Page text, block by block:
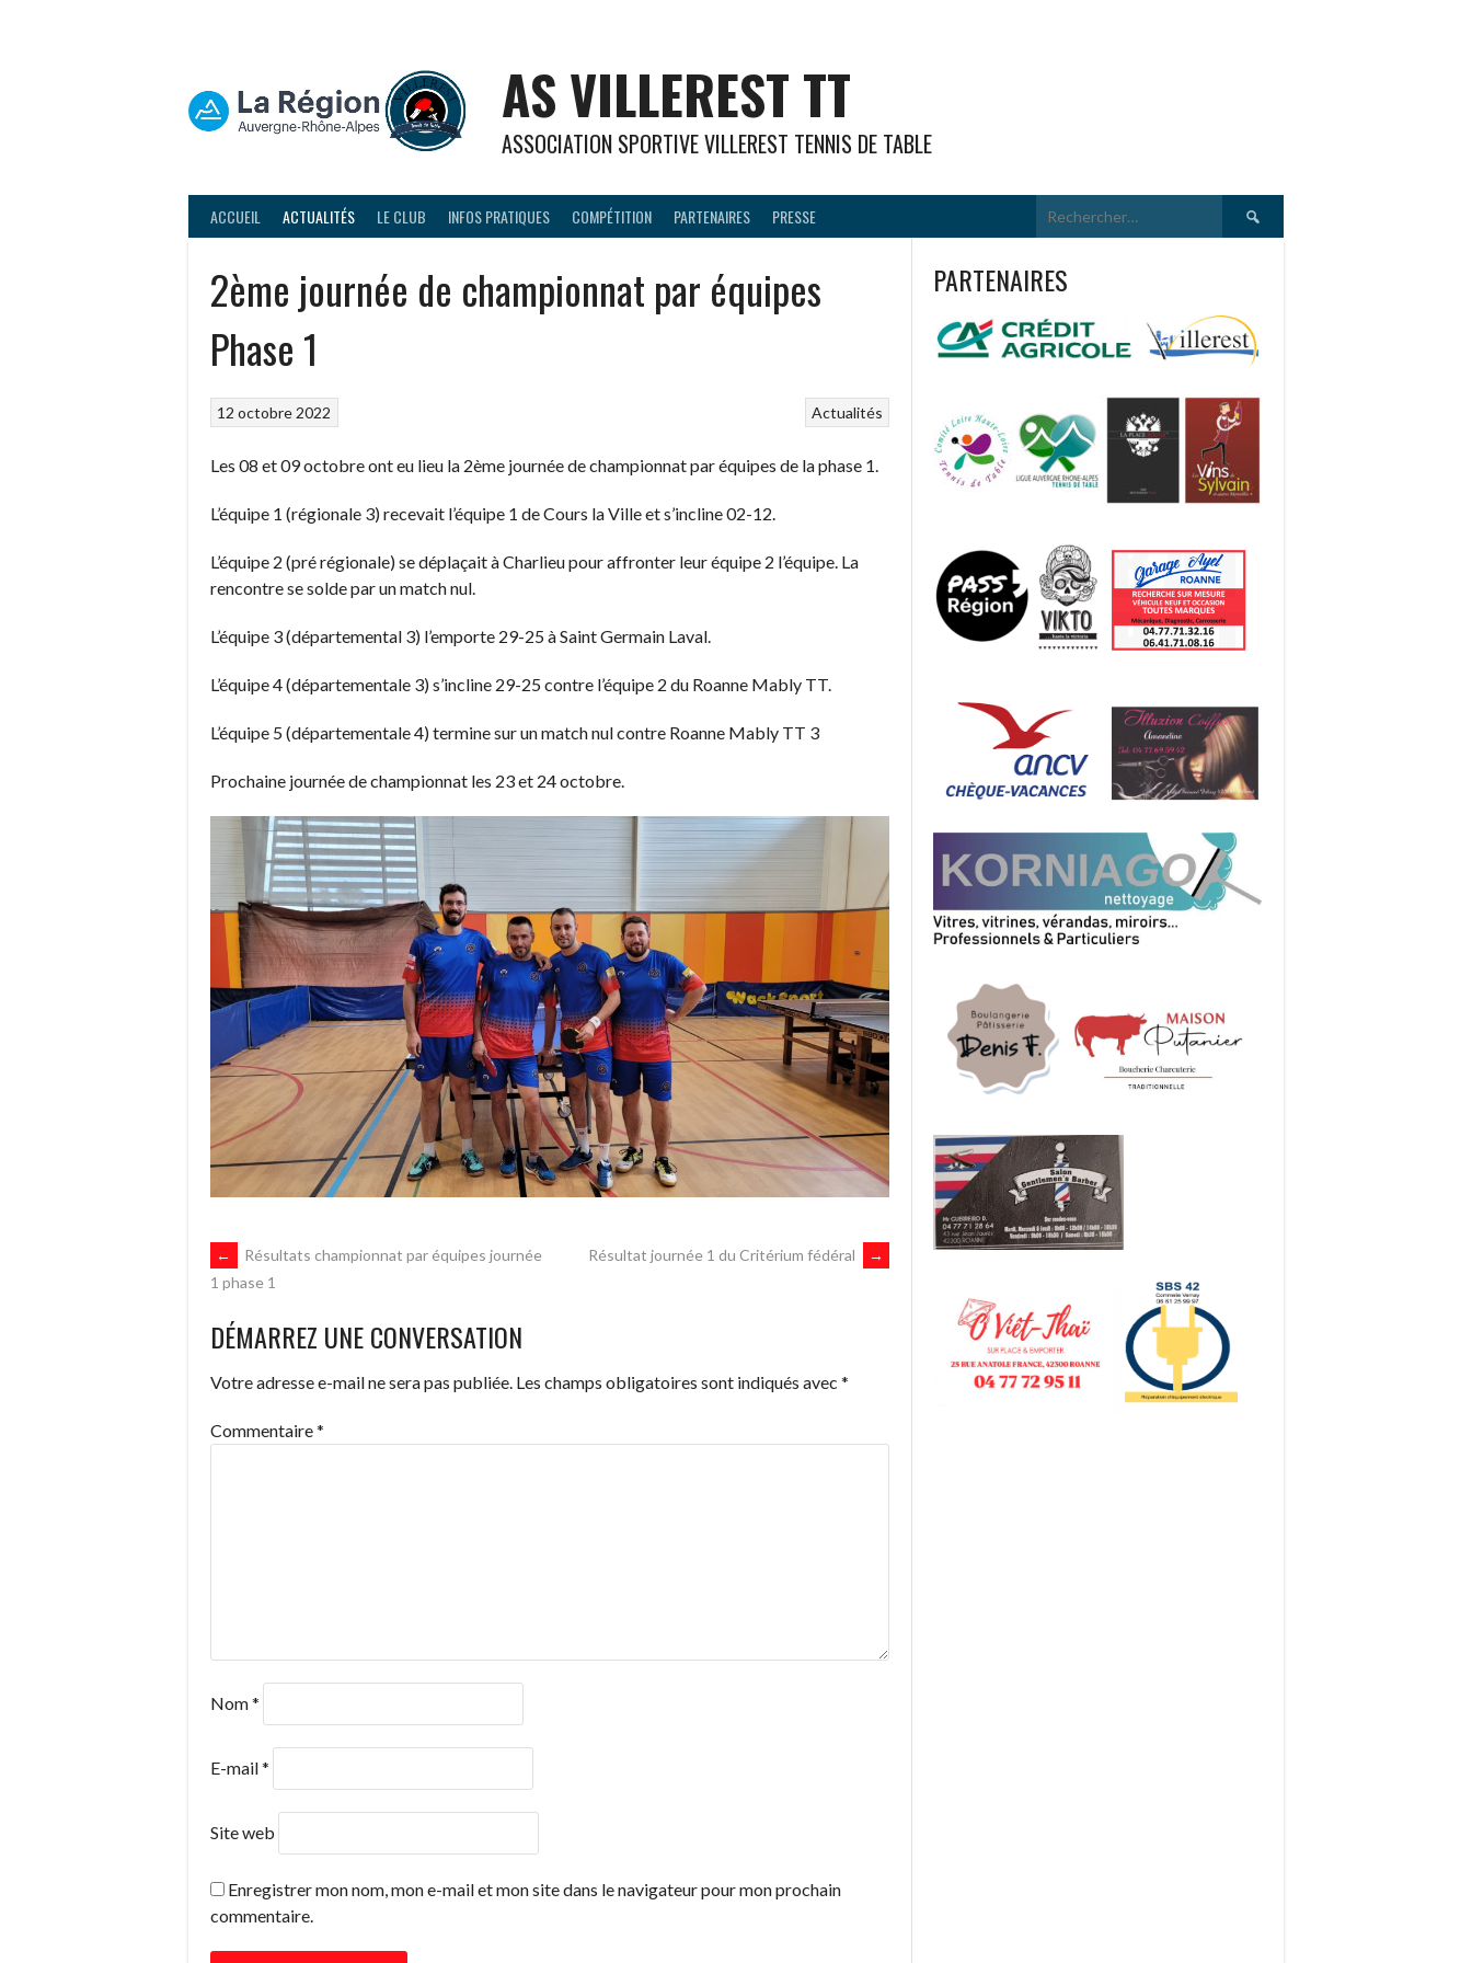
AS VILLEREST TT
ASSOCIATION SPORTIVE VILLEREST TENNIS DE TABLE
ACCUEIL ACTUALITÉS LE CLUB INFOS PRATIQUES COMPÉTITION PARTENAIRES PRESSE Rechercher :
2ème journée de championnat par équipes
Phase 1
Actualités
12 octobre 2022
Les 08 et 09 octobre ont eu lieu la 2ème journée de championnat par équipes de la phase 1.
L’équipe 1 (régionale 3) recevait l’équipe 1 de Cours la Ville et s’incline 02-12.
L’équipe 2 (pré régionale) se déplaçait à Charlieu pour affronter leur équipe 2 l’équipe. La
rencontre se solde par un match nul.
L’équipe 3 (départemental 3) l’emporte 29-25 à Saint Germain Laval.
L’équipe 4 (départementale 3) s’incline 29-25 contre l’équipe 2 du Roanne Mably TT.
L’équipe 5 (départementale 4) termine sur un match nul contre Roanne Mably TT 3
Prochaine journée de championnat les 23 et 24 octobre.
NAVIGATION
DES
ARTICLES
←
Résultats championnat par équipes journée
1 phase 1
Résultat journée 1 du Critérium fédéral →
DÉMARREZ UNE CONVERSATION
Votre adresse e-mail ne sera pas publiée. Les champs obligatoires sont indiqués avec *
Commentaire*
Nom*
E-mail*
Site web
Enregistrer mon nom, mon e-mail et mon site dans le navigateur pour mon prochain
commentaire.
PARTENAIRES